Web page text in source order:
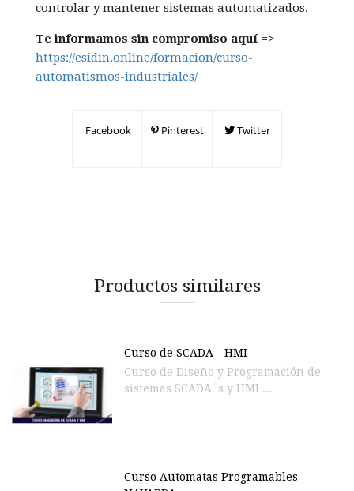
controlar y mantener sistemas automatizados.
Te informamos sin compromiso aquí =>
https://esidin.online/formacion/curso-
automatismos-industriales/
Facebook Pinterest Twitter
Productos similares
Curso de SCADA - HMI
Curso de Diseño y Programación de
sistemas SCADA´s y HMI ...
Curso Automatas Programables